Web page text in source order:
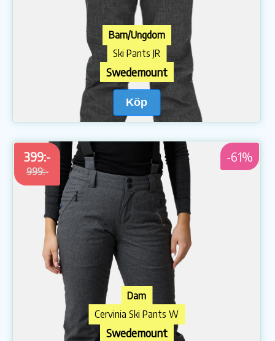
Barn/Ungdom
Ski Pants JR
Swedemount
Köp
399:-
999:-
-61%
Dam
Cervinia Ski Pants W
Swedemount